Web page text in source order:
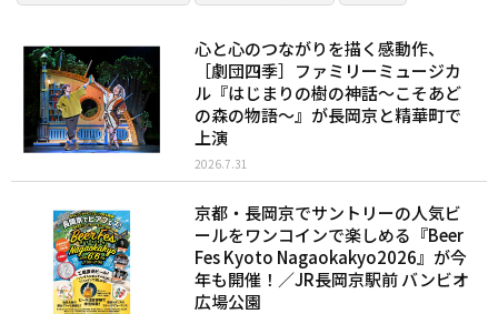
心と心のつながりを描く感動作、
［劇団四季］ファミリーミュージカ
ル『はじまりの樹の神話～こそあど
の森の物語～』が長岡京と精華町で
上演
2026.7.31
京都・長岡京でサントリーの人気ビ
ールをワンコインで楽しめる『Beer
Fes Kyoto Nagaokakyo2026』が今
年も開催！／JR長岡京駅前 バンビオ
広場公園